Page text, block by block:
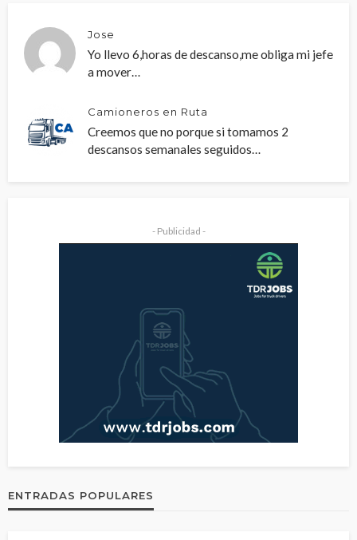
Jose
Yo llevo 6,horas de descanso,me obliga mi jefe
a mover…
Camioneros en Ruta
Creemos que no porque si tomamos 2
descansos semanales seguidos…
- Publicidad -
ENTRADAS POPULARES